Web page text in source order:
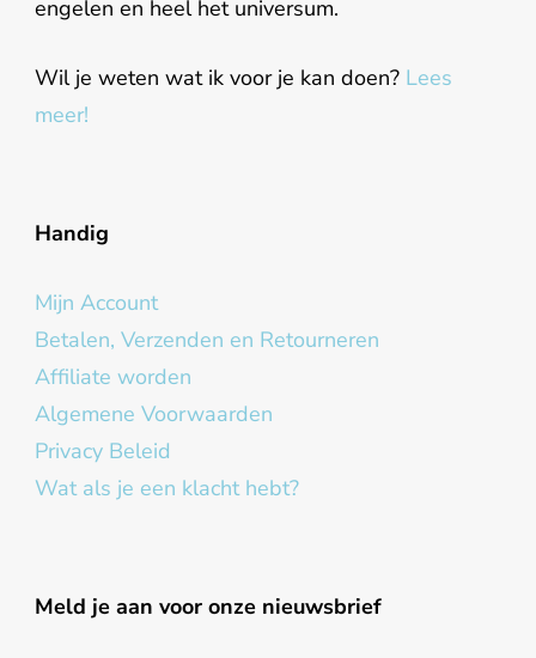
engelen en heel het universum.
Wil je weten wat ik voor je kan doen? Lees
meer!
Handig
Mijn Account
Betalen, Verzenden en Retourneren
Affiliate worden
Algemene Voorwaarden
Privacy Beleid
Wat als je een klacht hebt?
Meld je aan voor onze nieuwsbrief